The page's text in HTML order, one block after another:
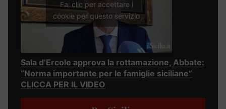
Fai clic per accettare i
cookie per questo servizio
Sala d’Ercole approva la rottamazione, Abbate:
“Norma importante per le famiglie siciliane”
CLICCA PER IL VIDEO